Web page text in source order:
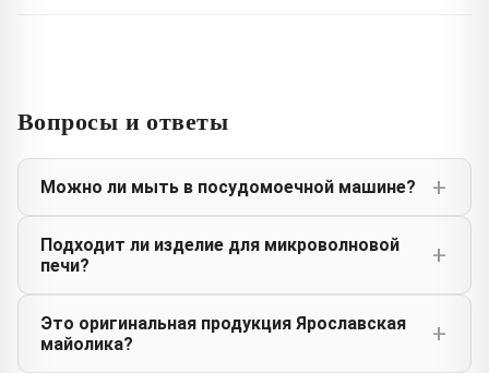
Вопросы и ответы
Можно ли мыть в посудомоечной машине?
Подходит ли изделие для микроволновой
печи?
Это оригинальная продукция Ярославская
майолика?